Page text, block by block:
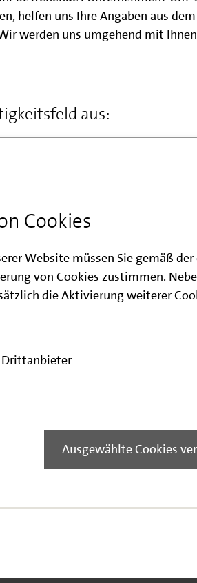
Cookies
Website müssen Sie gemäß
von Cookies zustimmen.
die Aktivierung weiterer
Drittanbieter
Ausgewählte Cookies
helfen uns Ihre Angaben aus dem
werden uns umgehend mit
aus:
4747